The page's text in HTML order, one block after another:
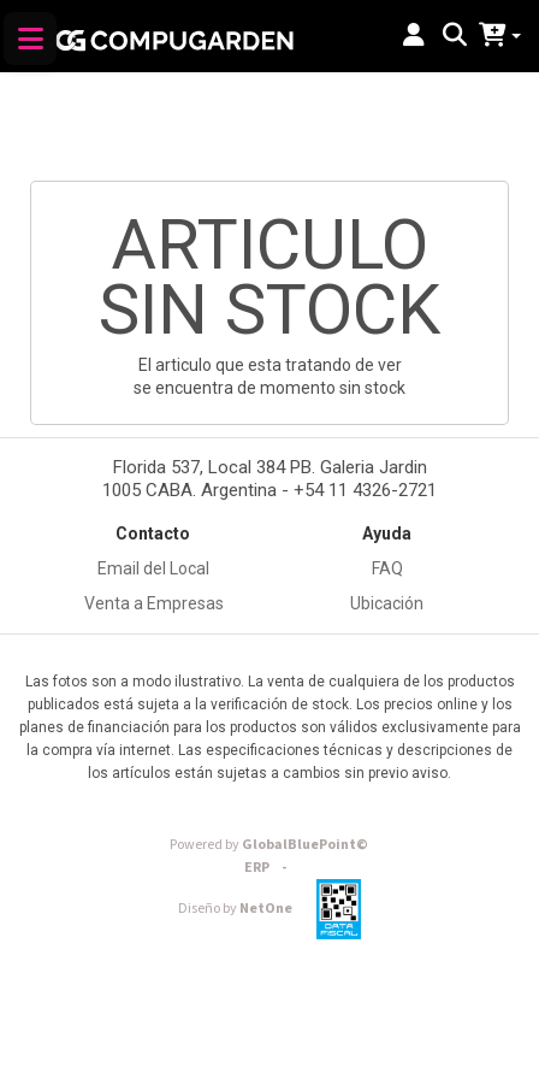
ARTICULO
SIN STOCK
El articulo que esta tratando de ver
se encuentra de momento sin stock
Florida 537, Local 384 PB. Galeria Jardin
1005 CABA. Argentina - +54 11 4326-2721
Contacto
Email del Local
Venta a Empresas
Ayuda
FAQ
Ubicación
Las fotos son a modo ilustrativo. La venta de cualquiera de los productos
publicados está sujeta a la verificación de stock. Los precios online y los
planes de financiación para los productos son válidos exclusivamente para
la compra vía internet. Las especificaciones técnicas y descripciones de
los artículos están sujetas a cambios sin previo aviso.
Powered byGlobalBluePoint©
ERP -
Diseño byNetOne